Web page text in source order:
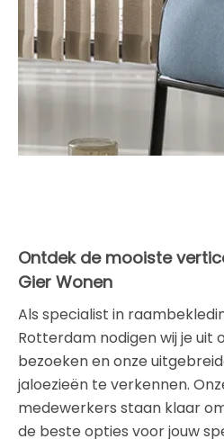
Ontdek de mooiste
Gier Wonen
Als specialist in
Rotterdam nodigen wij je uit
bezoeken en onze
jaloezieën te verkennen.
medewerkers staan klaar
de beste opties voor jouw